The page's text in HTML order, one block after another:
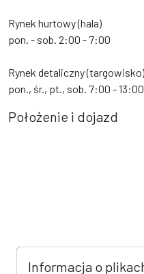
Rynek hurtowy (hala)
pon. - sob. 2:00 - 7:00
Rynek detaliczny (targowisko)
pon., śr., pt., sob. 7:00 - 13:00
Położenie i dojazd
Informacja o